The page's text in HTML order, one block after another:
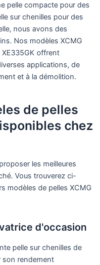
pelle compacte pour des
sur chenilles pour des
nous avons des
Nos modèles XCMG
XE335GK offrent
applications, de
et à la démolition.
de pelles
chez
les meilleures
Vous trouverez ci-
modèles de pelles XCMG
d'occasion
pelle sur chenilles de
son rendement